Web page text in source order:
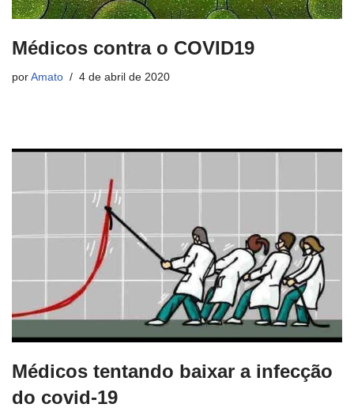
Médicos contra o COVID19
por Amato 4 de abril de 2020
Médicos tentando baixar a infecção
do covid-19